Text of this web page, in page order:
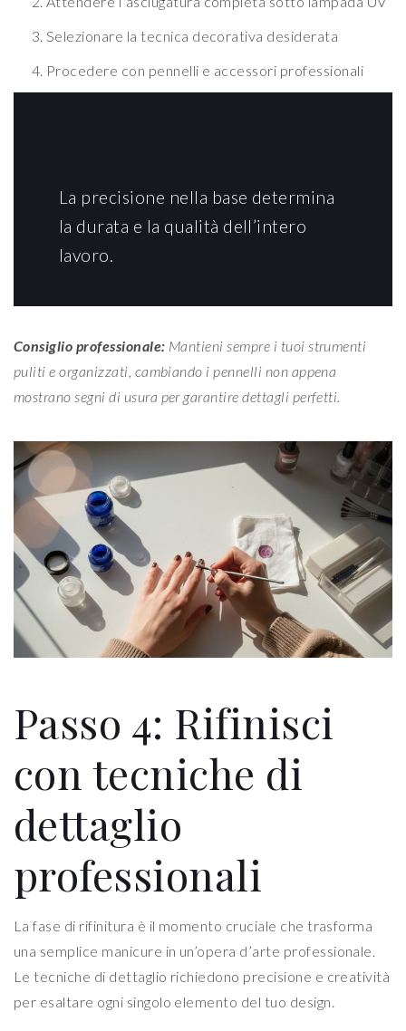
Selezionare la tecnica decorativa desiderata
Procedere con pennelli e accessori professionali
La precisione nella base determina
la durata e la qualità dell’intero
lavoro.
Consiglio professionale: Mantieni sempre i tuoi strumenti
puliti e organizzati, cambiando i pennelli non appena
mostrano segni di usura per garantire dettagli perfetti.
Passo 4: Rifinisci
con tecniche di
dettaglio
professionali
La fase di rifinitura è il momento cruciale che trasforma
una semplice manicure in un’opera d’arte professionale.
Le tecniche di dettaglio richiedono precisione e creatività
per esaltare ogni singolo elemento del tuo design.